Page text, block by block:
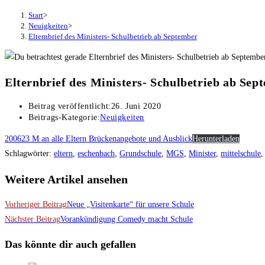
Start>
Neuigkeiten>
Elternbrief des Ministers- Schulbetrieb ab September
Elternbrief des Ministers- Schulbetrieb ab
Beitrag veröffentlicht:26. Juni 2020
Beitrags-Kategorie:Neuigkeiten
200623 M an alle Eltern Brückenangebote und AusblickHerunterladen
Schlagwörter: eltern, eschenbach, Grundschule, MGS, Minister, mittelschule,
Weitere Artikel ansehen
Vorheriger BeitragNeue „Visitenkarte“ für unsere Schule
Nächster BeitragVorankündigung Comedy macht Schule
Das könnte dir auch gefallen